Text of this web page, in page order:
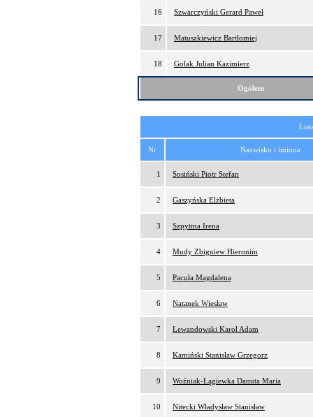
16 Szwarczyński Gerard Paweł
17 Matuszkiewicz Bartłomiej
18 Golak Julian Kazimierz
Ogółem
Nr Nazwisko i imiona
1 Sosiński Piotr Stefan
2 Gaszyńska Elżbieta
3 Szpytma Irena
4 Mudy Zbigniew Hieronim
5 Pacuła Magdalena
6 Natanek Wiesław
7 Lewandowski Karol Adam
8 Kamiński Stanisław Grzegorz
9 Woźniak-Łągiewka Danuta Maria
10 Nitecki Władysław Stanisław